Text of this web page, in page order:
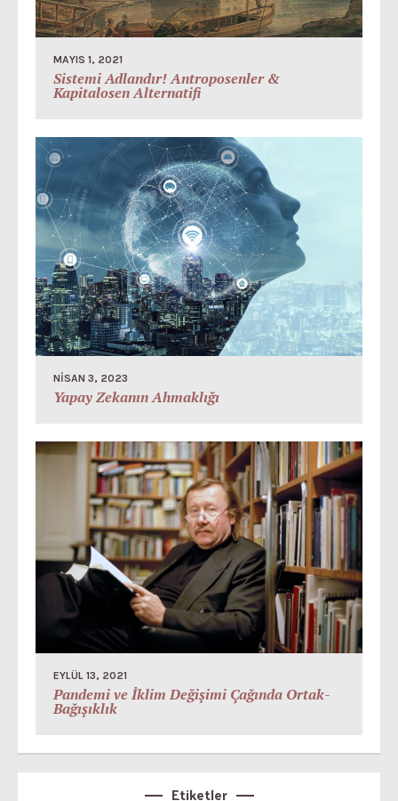
MAYIS 1, 2021
Sistemi Adlandır! Antroposenler &
Kapitalosen Alternatifi
NISAN 3, 2023
Yapay Zekanın Ahmaklığı
EYLÜL 13, 2021
Pandemi ve İklim Değişimi Çağında Ortak-
Bağışıklık
Etiketler